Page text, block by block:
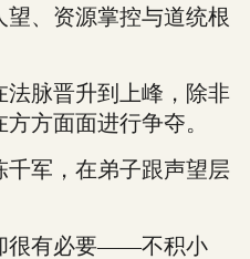
、资源掌控与道统根
脉晋升到上峰，除非
方面面进行争夺。
军，在弟子跟声望层
有必要——不积小